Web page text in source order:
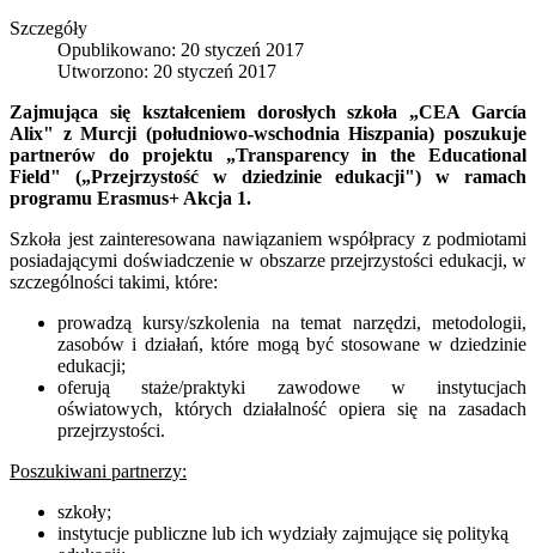
Szczegóły
Opublikowano: 20 styczeń 2017
Utworzono: 20 styczeń 2017
Zajmująca się kształceniem dorosłych szkoła „CEA García
Alix" z Murcji (południowo-wschodnia Hiszpania) poszukuje
partnerów do projektu „Transparency in the Educational
Field" („Przejrzystość w dziedzinie edukacji") w ramach
programu Erasmus+ Akcja 1.
Szkoła jest zainteresowana nawiązaniem współpracy z podmiotami
posiadającymi doświadczenie w obszarze przejrzystości edukacji, w
szczególności takimi, które:
prowadzą kursy/szkolenia na temat narzędzi, metodologii,
zasobów i działań, które mogą być stosowane w dziedzinie
edukacji;
oferują staże/praktyki zawodowe w instytucjach
oświatowych, których działalność opiera się na zasadach
przejrzystości.
Poszukiwani partnerzy:
szkoły;
instytucje publiczne lub ich wydziały zajmujące się polityką